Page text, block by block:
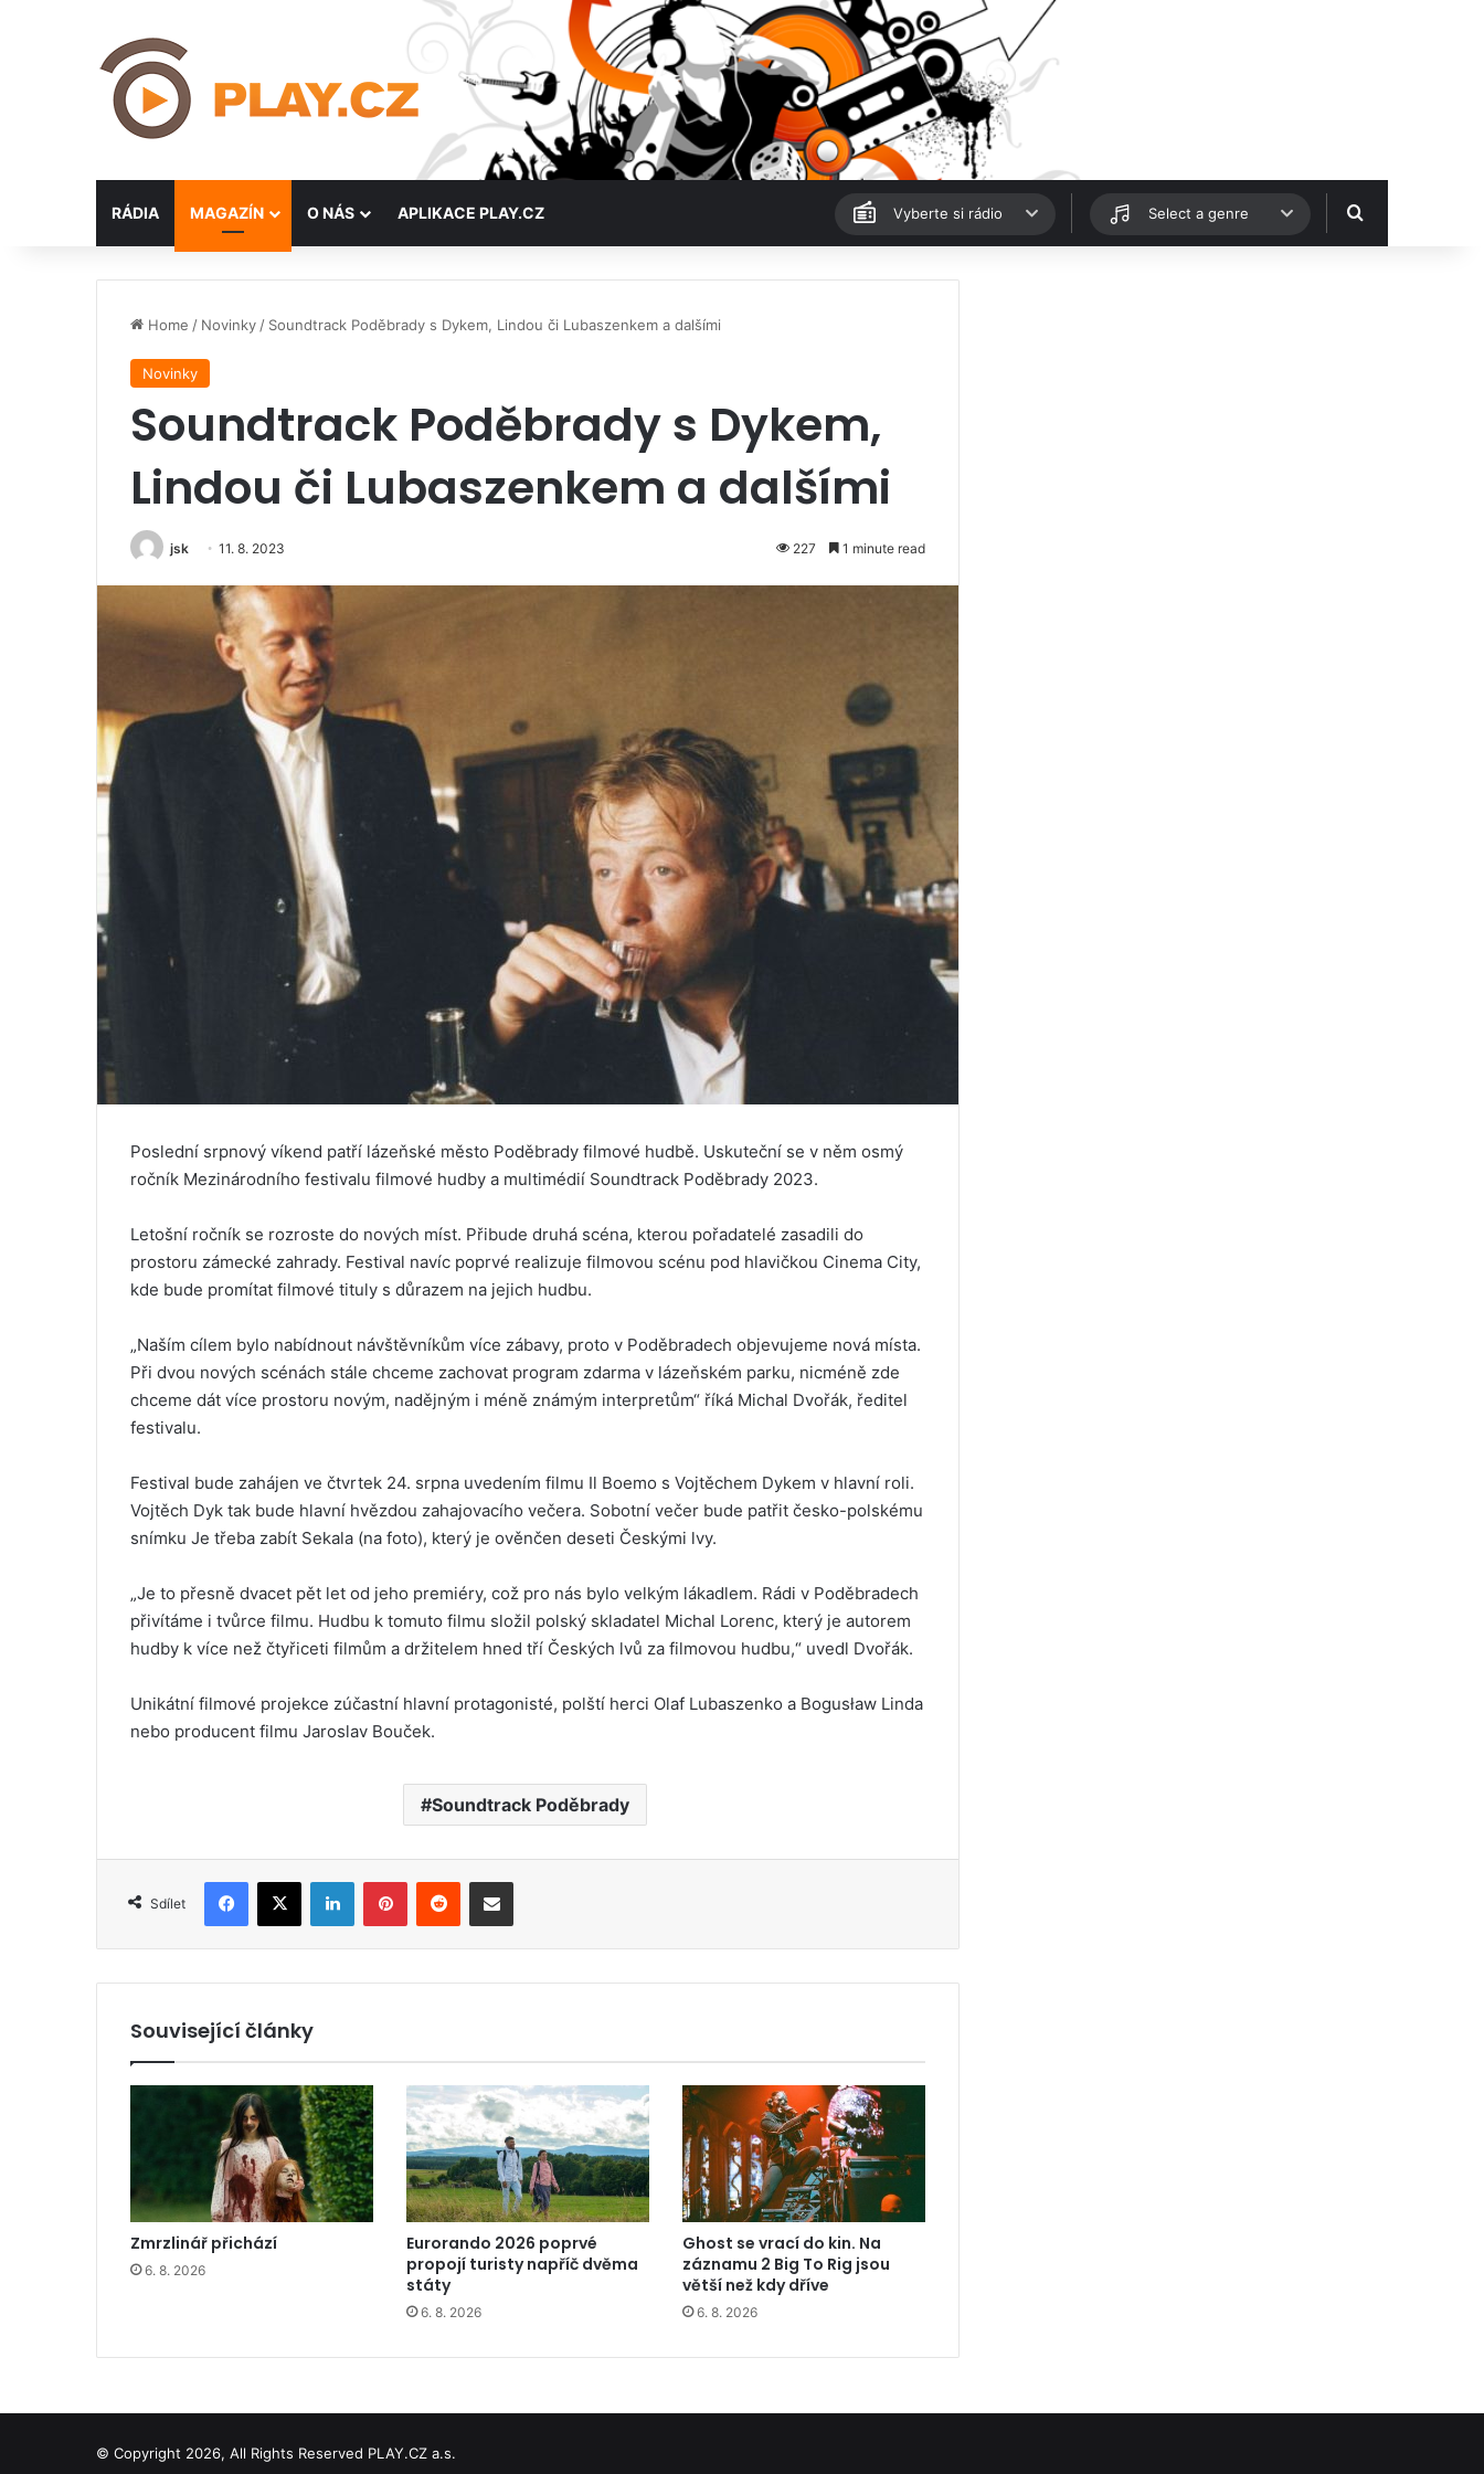
RÁDIA MAGAZÍN O NÁS APLIKACE PLAY.CZ Vyberte si rádio Select a genre Hledat
Home / Novinky / Soundtrack Poděbrady s Dykem, Lindou či Lubaszenkem a dalšími
Novinky
Soundtrack Poděbrady s Dykem,
Lindou či Lubaszenkem a dalšími
jsk 11. 8. 2023 227 1 minute read
Poslední srpnový víkend patří lázeňské město Poděbrady filmové hudbě. Uskuteční se v něm osmý
ročník Mezinárodního festivalu filmové hudby a multimédií Soundtrack Poděbrady 2023.
Letošní ročník se rozroste do nových míst. Přibude druhá scéna, kterou pořadatelé zasadili do
prostoru zámecké zahrady. Festival navíc poprvé realizuje filmovou scénu pod hlavičkou Cinema City,
kde bude promítat filmové tituly s důrazem na jejich hudbu.
„Naším cílem bylo nabídnout návštěvníkům více zábavy, proto v Poděbradech objevujeme nová místa.
Při dvou nových scénách stále chceme zachovat program zdarma v lázeňském parku, nicméně zde
chceme dát více prostoru novým, nadějným i méně známým interpretům“ říká Michal Dvořák, ředitel
festivalu.
Festival bude zahájen ve čtvrtek 24. srpna uvedením filmu Il Boemo s Vojtěchem Dykem v hlavní roli.
Vojtěch Dyk tak bude hlavní hvězdou zahajovacího večera. Sobotní večer bude patřit česko-polskému
snímku Je třeba zabít Sekala (na foto), který je ověnčen deseti Českými lvy.
„Je to přesně dvacet pět let od jeho premiéry, což pro nás bylo velkým lákadlem. Rádi v Poděbradech
přivítáme i tvůrce filmu. Hudbu k tomuto filmu složil polský skladatel Michal Lorenc, který je autorem
hudby k více než čtyřiceti filmům a držitelem hned tří Českých lvů za filmovou hudbu,“ uvedl Dvořák.
Unikátní filmové projekce zúčastní hlavní protagonisté, polští herci Olaf Lubaszenko a Bogusław Linda
nebo producent filmu Jaroslav Bouček.
Soundtrack Poděbrady
Sdílet
Související články
Zmrzlinář přichází
6. 8. 2026
Eurorando 2026 poprvé
propojí turisty napříč dvěma
státy
6. 8. 2026
Ghost se vrací do kin. Na
záznamu 2 Big To Rig jsou
větší než kdy dříve
6. 8. 2026
© Copyright 2026, All Rights Reserved PLAY.CZ a.s.